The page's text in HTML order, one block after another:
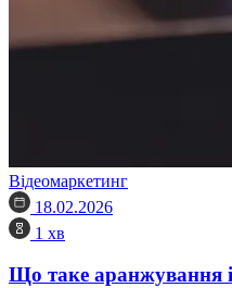
Відеомаркетинг
18.02.2026
1 хв
Що таке аранжування і